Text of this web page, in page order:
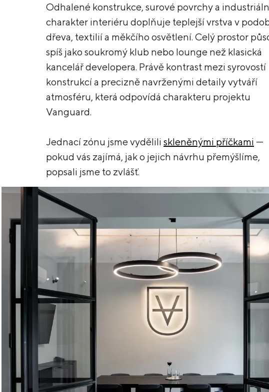
Odhalené konstrukce, surové povrchy a
charakter interiéru doplňuje teplejší vrstva v
dřeva, textilií a měkčího osvětlení. Celý prostor
spíš jako soukromý klub nebo lounge než klasická
kancelář developera. Právě kontrast mezi syrovostí
konstrukcí a precizně navrženými detaily vytváří
atmosféru, která odpovídá charakteru projektu
Vanguard.
Jednací zónu jsme vydělili skleněnými příčkami —
pokud vás zajímá, jak o jejich návrhu přemýšlíme,
popsali jsme to zvlášť.